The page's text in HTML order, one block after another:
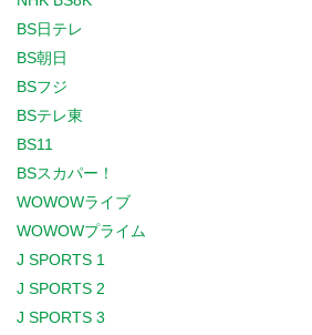
BS日テレ
BS朝日
BSフジ
BSテレ東
BS11
BSスカパー！
WOWOWライブ
WOWOWプライム
J SPORTS 1
J SPORTS 2
J SPORTS 3